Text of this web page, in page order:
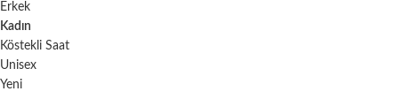
Erkek
Kadın
Köstekli Saat
Unisex
Yeni